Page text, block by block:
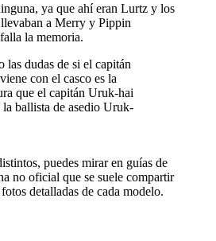
ya que ahí eran Lurtz y los
a Merry y Pippin
la memoria.
las dudas de si el capitán
con el casco es la
que el capitán Uruk-hai
ballista de asedio Uruk-
puedes mirar en guías de
no oficial que se suele compartir
detalladas de cada modelo.